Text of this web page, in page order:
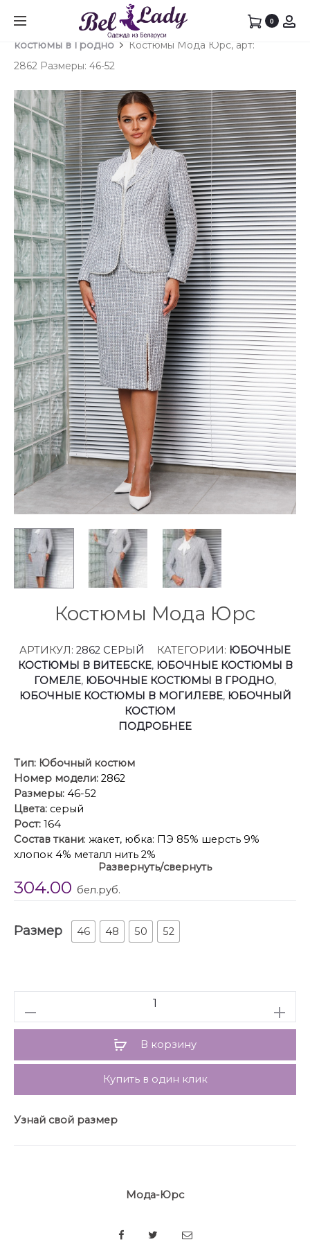
0
48-
54
46-
52
Главная Юбочный костюм
Юбочные
костюмы в Гродно
Костюмы Мода Юрс, арт:
2862 Размеры: 46-52
Костюмы Мода Юрс
АРТИКУЛ: 2862 СЕРЫЙ КАТЕГОРИИ: ЮБОЧНЫЕ
КОСТЮМЫ В ВИТЕБСКЕ, ЮБОЧНЫЕ КОСТЮМЫ В
ГОМЕЛЕ, ЮБОЧНЫЕ КОСТЮМЫ В ГРОДНО,
ЮБОЧНЫЕ КОСТЮМЫ В МОГИЛЕВЕ, ЮБОЧНЫЙ
КОСТЮМ
ПОДРОБНЕЕ
Тип: Юбочный костюм
Номер модели: 2862
Размеры: 46-52
Цвета: серый
Рост: 164
Состав ткани: жакет, юбка: ПЭ 85% шерсть 9%
хлопок 4% металл нить 2%
: Двухпредметный костюм от бренда
“Мода-Юрс” состоит из жакета и юбки. Жакет
средним швом. Застежка центральная на крючки.
Воротник переходит в стойку.
Главным декором и акцентом комплекта является
длина жакета: 61,5 см
длина юбки (с поясом): 70 см
Развернуть/свернуть
304.00 бел.руб.
Размер 46 48 50 52
В корзину
Купить в один клик
Узнай свой размер
Мода-Юрс
SHARE